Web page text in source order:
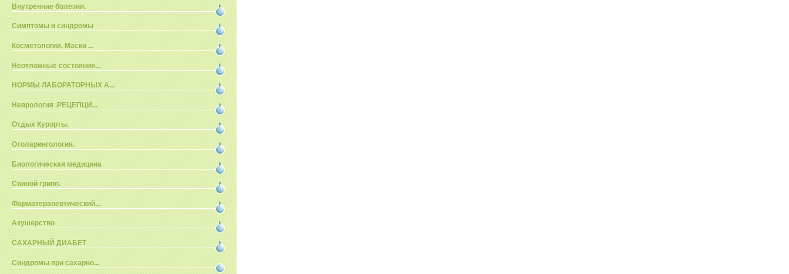
Внутренние болезни.
Симптомы и синдромы
Косметология. Маски ...
Неотложные состояния...
НОРМЫ ЛАБОРАТОРНЫХ А...
Неврология .РЕЦЕПЦИ...
Отдых Курорты.
Отоларингология.
Биологическая медицина
Свиной грипп.
Фарматерапевтический...
Акушерство
САХАРНЫЙ ДИАБЕТ
Синдромы при сахарно...